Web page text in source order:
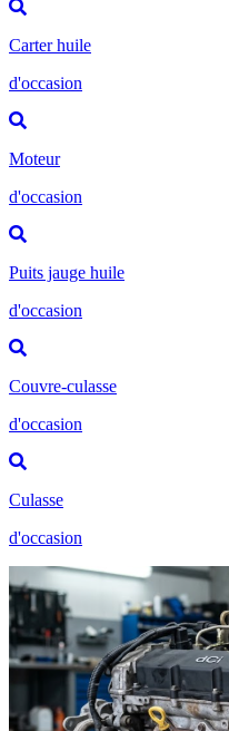
Carter huile
d'occasion
Moteur
d'occasion
Puits jauge huile
d'occasion
Couvre-culasse
d'occasion
Culasse
d'occasion